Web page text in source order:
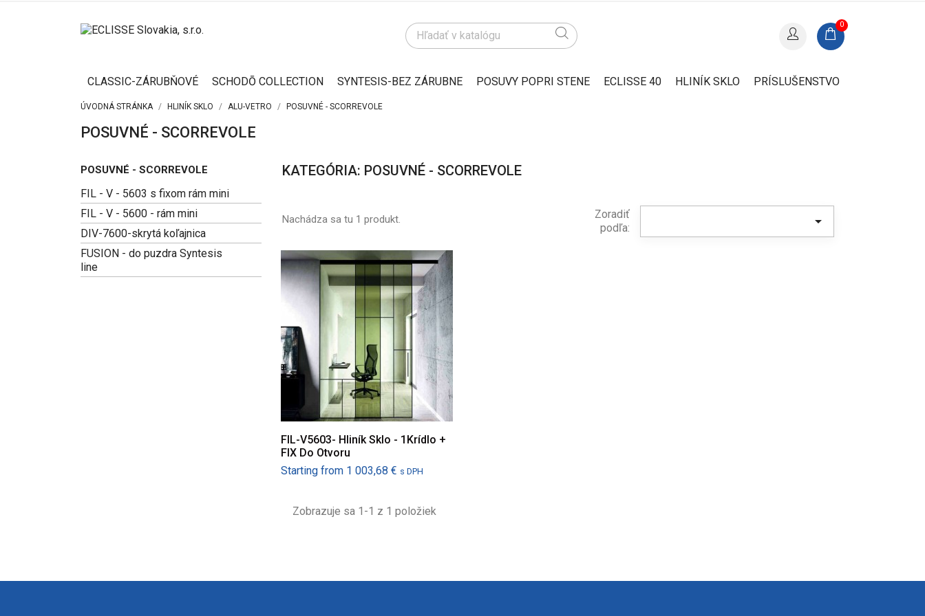
0
CLASSIC-ZÁRUBŇOVÉ SCHODŌ COLLECTION SYNTESIS-BEZ ZÁRUBNE POSUVY POPRI STENE ECLISSE 40 HLINÍK SKLO PRÍSLUŠENSTVO
ÚVODNÁ STRÁNKA HLINÍK SKLO ALU-VETRO POSUVNÉ - SCORREVOLE
POSUVNÉ - SCORREVOLE
POSUVNÉ - SCORREVOLE
FIL - V - 5603 s fixom rám mini
FIL - V - 5600 - rám mini
DIV-7600-skrytá koľajnica
FUSION - do puzdra Syntesis
line
KATEGÓRIA: POSUVNÉ - SCORREVOLE
Nachádza sa tu 1 produkt.
Zoradiť
podľa:

FIL-V5603- Hliník Sklo - 1Krídlo +
FIX Do Otvoru
Starting from Cena
1 003,68 € s DPH
Zobrazuje sa 1-1 z 1 položiek